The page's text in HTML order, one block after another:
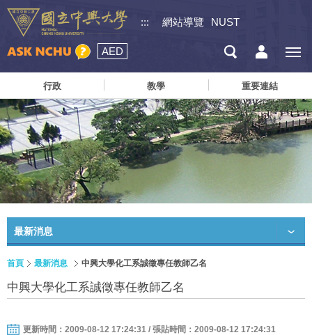
::: 網站導覽 NUST
AED
行政 教學 重要連結
最新消息
首頁 最新消息 中興大學化工系誠徵專任教師乙名
中興大學化工系誠徵專任教師乙名
更新時間：2009-08-12 17:24:31 / 張貼時間：2009-08-12 17:24:31